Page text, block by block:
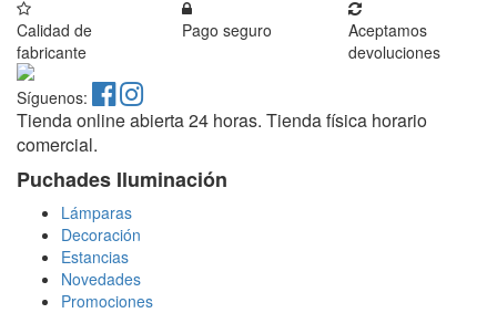
Calidad de
fabricante
Pago seguro
Aceptamos
devoluciones
Síguenos:
Tienda online abierta 24 horas. Tienda física horario
comercial.
Puchades Iluminación
Lámparas
Decoración
Estancias
Novedades
Promociones